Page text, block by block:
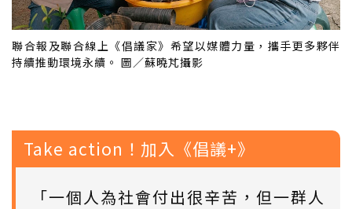
聯合報及聯合線上《倡議家》希望以媒體力量，攜手更多夥伴
持續推動環境永續。 圖／蘇曉芃攝影
Take action！加入《倡議+》
「一個人為社會付出很辛苦，但一群人